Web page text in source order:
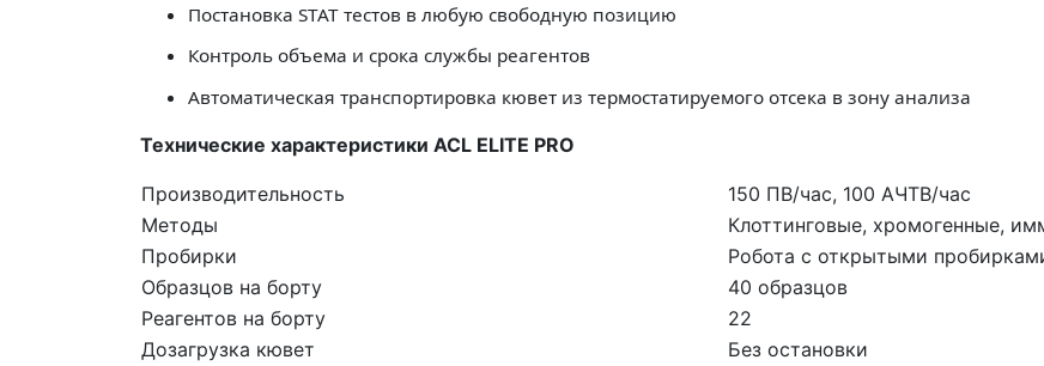
Постановка STAT тестов в любую свободную позицию
Контроль объема и срока службы реагентов
Автоматическая транспортировка кювет из термостатируемого отсека в зону анализа
Технические характеристики ACL ELITE PRO
Производительность
150 ПВ/час, 100 АЧТВ/час
Методы
Клоттинговые, хромогенные,
Пробирки
Робота с открытыми
Образцов на борту
40 образцов
Реагентов на борту
22
Дозагрузка кювет
Без остановки